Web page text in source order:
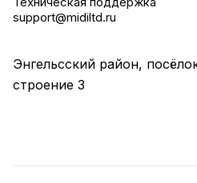
support@midiltd.ru
Энгельсский район,
строение 3